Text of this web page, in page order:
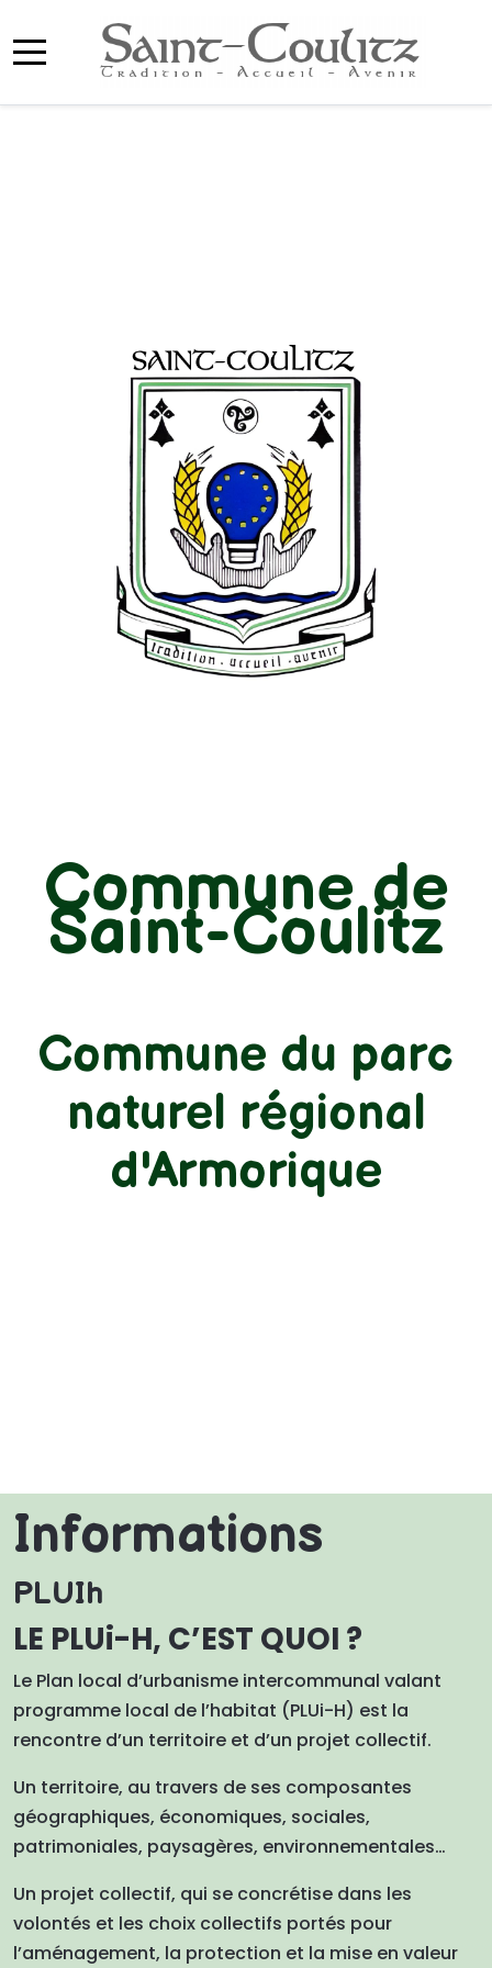
Mobile Menu Toggle
Commune de
Saint-Coulitz
Commune du parc
naturel régional
d'Armorique
Informations
PLUIh
LE PLUi-H, C’EST QUOI ?
Le Plan local d’urbanisme intercommunal valant
programme local de l’habitat (PLUi-H) est la
rencontre d’un territoire et d’un projet collectif.
Un territoire, au travers de ses composantes
géographiques, économiques, sociales,
patrimoniales, paysagères, environnementales…
Un projet collectif, qui se concrétise dans les
volontés et les choix collectifs portés pour
l’aménagement, la protection et la mise en valeur